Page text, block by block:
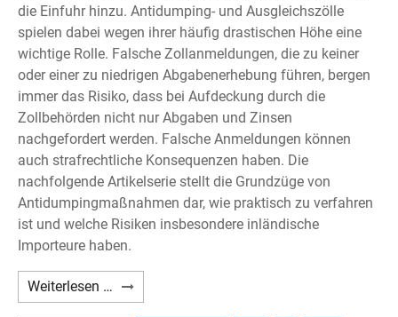
die Einfuhr hinzu. Antidumping- und Ausgleichszölle
spielen dabei wegen ihrer häufig drastischen Höhe eine
wichtige Rolle. Falsche Zollanmeldungen, die zu keiner
oder einer zu niedrigen Abgabenerhebung führen, bergen
immer das Risiko, dass bei Aufdeckung durch die
Zollbehörden nicht nur Abgaben und Zinsen
nachgefordert werden. Falsche Anmeldungen können
auch strafrechtliche Konsequenzen haben. Die
nachfolgende Artikelserie stellt die Grundzüge von
Antidumpingmaßnahmen dar, wie praktisch zu verfahren
ist und welche Risiken insbesondere inländische
Importeure haben.
Weiterlesen … Antidumpingzölle
und